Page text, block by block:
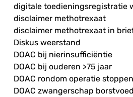
digitale toedieningsregistratie
disclaimer methotrexaat
disclaimer methotrexaat in
Diskus weerstand
DOAC bij nierinsufficiëntie
DOAC bij ouderen >75 jaar
DOAC rondom operatie
DOAC zwangerschap